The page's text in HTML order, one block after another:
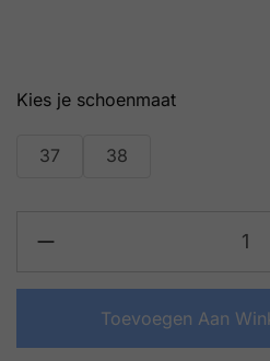
schoenmaat
37 38
Toevoegen Aan